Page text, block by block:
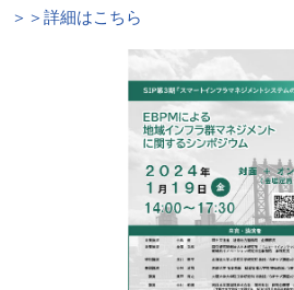
＞＞詳細はこちら